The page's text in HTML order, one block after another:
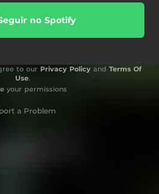
no Spotify
to our Privacy Policyand Terms Of
Use.
your permissions
a Problem